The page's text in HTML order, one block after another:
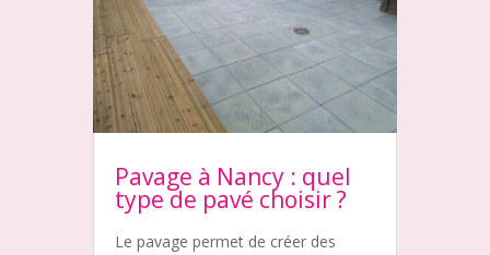
Pavage à Nancy : quel
type de pavé choisir ?
Le pavage permet de créer des